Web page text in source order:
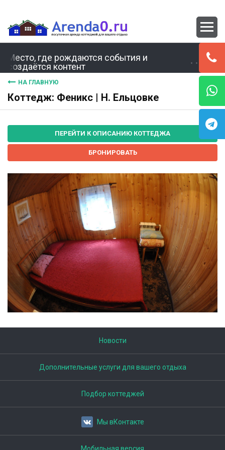
Место, где рождаются события и
создаётся контент
НА ГЛАВНУЮ
Коттедж: Феникс | Н. Ельцовке
ПЕРЕЙТИ К ОПИСАНИЮ КОТТЕДЖА
БРОНИРОВАТЬ
Новости
Дополнительные услуги для вашего отдыха
Подбор коттеджей
Мы вКонтакте